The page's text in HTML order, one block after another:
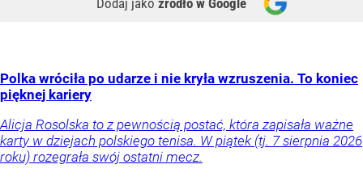
Polka wróciła po udarze i nie kryła wzruszenia. To koniec
pięknej kariery
Alicja Rosolska to z pewnością postać, która zapisała ważne
karty w dziejach polskiego tenisa. W piątek (tj. 7 sierpnia 2026
roku) rozegrała swój ostatni mecz.